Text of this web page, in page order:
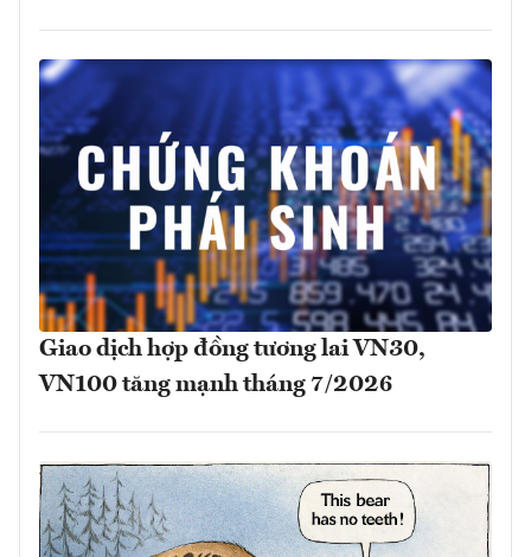
Giao dịch hợp đồng tương lai VN30,
VN100 tăng mạnh tháng 7/2026